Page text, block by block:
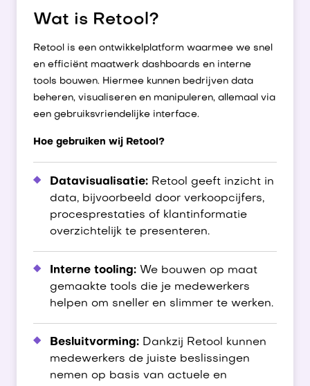
Wat is Retool?
Retool is een ontwikkelplatform waarmee we snel
en efficiënt maatwerk dashboards en interne
tools bouwen. Hiermee kunnen bedrijven data
beheren, visualiseren en manipuleren, allemaal via
een gebruiksvriendelijke interface.
Hoe gebruiken wij Retool?
Datavisualisatie: Retool geeft inzicht in
data, bijvoorbeeld door verkoopcijfers,
procesprestaties of klantinformatie
overzichtelijk te presenteren.
Interne tooling: We bouwen op maat
gemaakte tools die je medewerkers
helpen om sneller en slimmer te werken.
Besluitvorming: Dankzij Retool kunnen
medewerkers de juiste beslissingen
nemen op basis van actuele en